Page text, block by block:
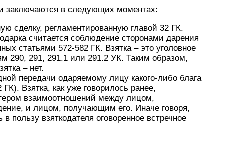
заключаются в следующих моментах:
сделку, регламентированную главой 32 ГК.
считается соблюдение сторонами дарения
статьями 572-582 ГК. Взятка – это уголовное
290, 291, 291.1 или 291.2 УК. Таким образом,
– нет.
передачи одаряемому лицу какого-либо блага
Взятка, как уже говорилось ранее,
взаимоотношений между лицом,
и лицом, получающим его. Иначе говоря,
пользу взяткодателя оговоренное встречное